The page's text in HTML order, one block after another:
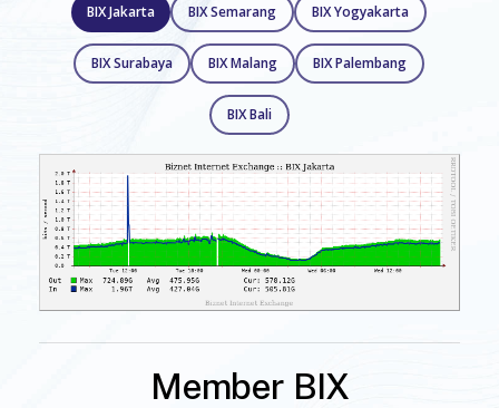
BIX Jakarta BIX Semarang BIX Yogyakarta
BIX Surabaya BIX Malang BIX Palembang
BIX Bali
Member BIX